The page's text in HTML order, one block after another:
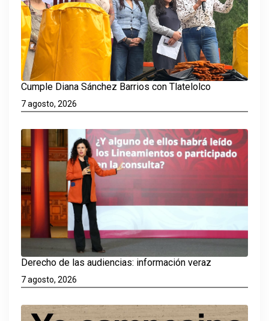
Cumple Diana Sánchez Barrios con Tlatelolco
7 agosto, 2026
Derecho de las audiencias: información veraz
7 agosto, 2026